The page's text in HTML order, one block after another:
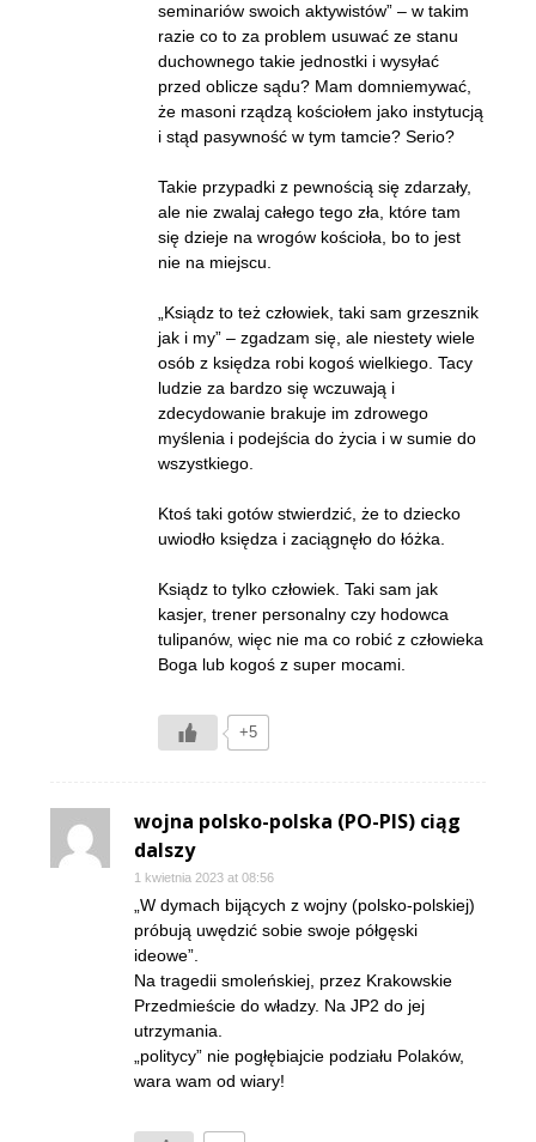
seminariów swoich aktywistów” – w takim
razie co to za problem usuwać ze stanu
duchownego takie jednostki i wysyłać
przed oblicze sądu? Mam domniemywać,
że masoni rządzą kościołem jako instytucją
i stąd pasywność w tym tamcie? Serio?
Takie przypadki z pewnością się zdarzały,
ale nie zwalaj całego tego zła, które tam
się dzieje na wrogów kościoła, bo to jest
nie na miejscu.
„Ksiądz to też człowiek, taki sam grzesznik
jak i my” – zgadzam się, ale niestety wiele
osób z księdza robi kogoś wielkiego. Tacy
ludzie za bardzo się wczuwają i
zdecydowanie brakuje im zdrowego
myślenia i podejścia do życia i w sumie do
wszystkiego.
Ktoś taki gotów stwierdzić, że to dziecko
uwiodło księdza i zaciągnęło do łóżka.
Ksiądz to tylko człowiek. Taki sam jak
kasjer, trener personalny czy hodowca
tulipanów, więc nie ma co robić z człowieka
Boga lub kogoś z super mocami.
+5
wojna polsko-polska (PO-PIS) ciąg
dalszy
1 kwietnia 2023 at 08:56
„W dymach bijących z wojny (polsko-polskiej)
próbują uwędzić sobie swoje półgęski
ideowe”.
Na tragedii smoleńskiej, przez Krakowskie
Przedmieście do władzy. Na JP2 do jej
utrzymania.
„politycy” nie pogłębiajcie podziału Polaków,
wara wam od wiary!